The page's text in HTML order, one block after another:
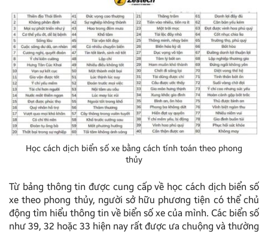
Học cách dịch biển số xe bằng cách tính toán theo phong
thủy
Từ bảng thông tin được cung cấp về học cách dịch biển số
xe theo phong thủy, người sở hữu phương tiện có thể chủ
động tìm hiểu thông tin về biển số xe của mình. Các biển số
như 39, 32 hoặc 33 hiện nay rất được ưa chuộng và thường